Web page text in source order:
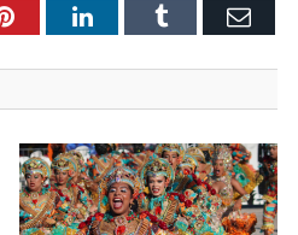
PinterestLinkedInTumblr Email